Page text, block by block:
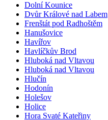
Dolní Kounice
Dvůr Králové nad Labem
Frenštát pod Radhoštěm
Hanušovice
Havířov
Havlíčkův Brod
Hluboká nad Vltavou
Hluboká nad Vltavou
Hlučín
Hodonín
Holešov
Holice
Hora Svaté Kateřiny